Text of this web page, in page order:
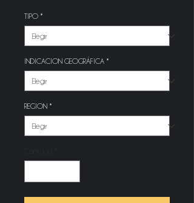
TIPO *
INDICACION GEOGRÁFICA *
REGION *